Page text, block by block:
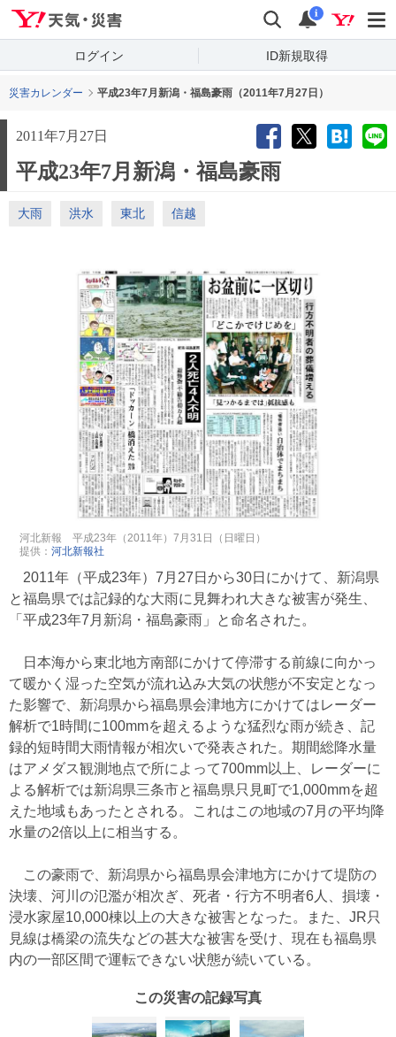
検索 通知
i
ログイン ID新規取得
災害カレンダー 平成23年7月新潟・福島豪雨（2011年7月27日）
2011年7月27日
平成23年7月新潟・福島豪雨
大雨 洪水 東北 信越
河北新報 平成23年（2011年）7月31日（日曜日）
提供：河北新報社
2011年（平成23年）7月27日から30日にかけて、新潟県
と福島県では記録的な大雨に見舞われ大きな被害が発生、
「平成23年7月新潟・福島豪雨」と命名された。
日本海から東北地方南部にかけて停滞する前線に向かっ
て暖かく湿った空気が流れ込み大気の状態が不安定となっ
た影響で、新潟県から福島県会津地方にかけてはレーダー
解析で1時間に100mmを超えるような猛烈な雨が続き、記
録的短時間大雨情報が相次いで発表された。期間総降水量
はアメダス観測地点で所によって700mm以上、レーダーに
よる解析では新潟県三条市と福島県只見町で1,000mmを超
えた地域もあったとされる。これはこの地域の7月の平均降
水量の2倍以上に相当する。
この豪雨で、新潟県から福島県会津地方にかけて堤防の
決壊、河川の氾濫が相次ぎ、死者・行方不明者6人、損壊・
浸水家屋10,000棟以上の大きな被害となった。また、JR只
見線は橋梁の流失などの甚大な被害を受け、現在も福島県
内の一部区間で運転できない状態が続いている。
この災害の記録写真